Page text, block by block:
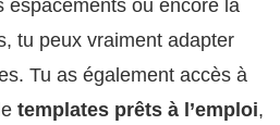
espacements ou encore la
tu peux vraiment adapter
Tu as également accès à
templates prêts à l’emploi,